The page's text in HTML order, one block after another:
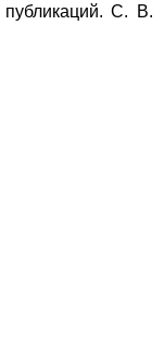
С. В.